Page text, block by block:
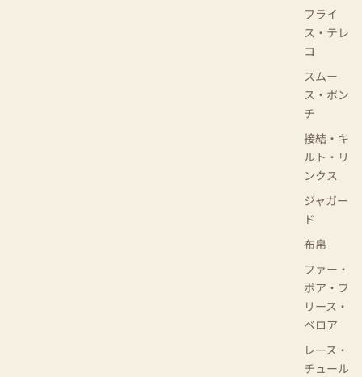
フライ
ス・テレ
コ
スムー
ス・ポン
チ
接結・キ
ルト・リ
ンクス
ジャガー
ド
布帛
ファー・
ボア・フ
リース・
ベロア
レース・
チュール